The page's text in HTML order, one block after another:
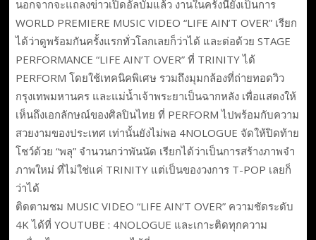
นอกจากจะแถลงข่าวเปิดอัลบั้มแล้ว งานในครั้งนี้ยังเป็นการ
WORLD PREMIERE MUSIC VIDEO “LIFE AIN’T OVER” เรียก
ได้ว่าดูพร้อมกันครั้งแรกทั่วโลกเลยก็ว่าได้ และต่อด้วย STAGE
PERFORMANCE “LIFE AIN’T OVER” ที่ TRINITY ได้
PERFORM โดยใช้เทคนิคพิเศษ รวมถึงมุมกล้องที่ถ่ายทอดวิว
กรุงเทพมหานคร และแม่น้ำเจ้าพระยาเป็นฉากหลัง เพื่อแสดงให้
เห็นถึงเอกลักษณ์ของศิลปินไทย ที่ PERFORM ไปพร้อมกับความ
สวยงามของประเทศ เท่านั้นยังไม่พอ 4NOLOGUE จัดให้ปิดท้าย
โชว์ด้วย “พลุ” จำนวนกว่าพันนัด เรียกได้ว่าเป็นการสร้างภาพจำ
ภาพใหม่ ที่ไม่ใช่แค่ TRINITY แต่เป็นของวงการ T-POP เลยก็
ว่าได้
ติดตามชม MUSIC VIDEO “LIFE AIN’T OVER” ความชัดระดับ
4K ได้ที่ YOUTUBE : 4NOLOGUE และเกาะติดทุกความ